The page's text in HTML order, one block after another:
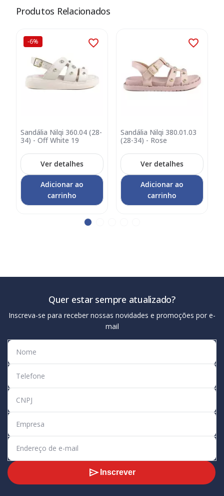
Produtos Relacionados
-6%
Sandália Nilqi 360.04 (28-
34) - Off White 19
Adicionar
no
carrinhoVer detalhes
Adicionar ao
carrinho
Sandália Nilqi 380.01.03
(28-34) - Rose
Adicionar
no
carrinhoVer detalhes
Adicionar ao
carrinho
Quer estar sempre atualizado?
Inscreva-se para receber nossas novidades e promoções por e-
mail
Inscrever